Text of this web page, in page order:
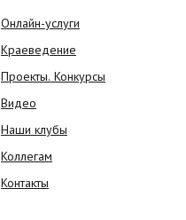
Онлайн-услуги
Краеведение
Проекты. Конкурсы
Видео
Наши клубы
Коллегам
Контакты